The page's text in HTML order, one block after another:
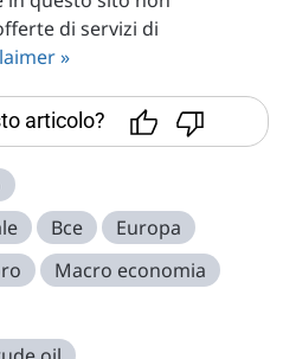
di servizi di
»
articolo?
Bce
Europa
Macro economia